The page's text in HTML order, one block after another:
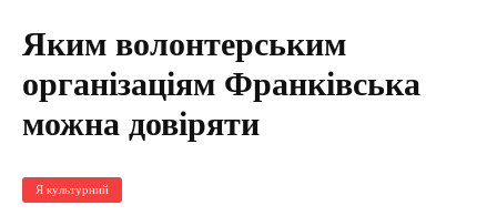
Яким волонтерським
організаціям Франківська
можна довіряти
Я культурний